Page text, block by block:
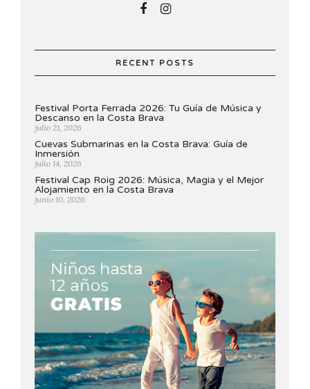
RECENT POSTS
Festival Porta Ferrada 2026: Tu Guía de Música y
Descanso en la Costa Brava
julio 21, 2026
Cuevas Submarinas en la Costa Brava: Guía de
Inmersión
julio 14, 2026
Festival Cap Roig 2026: Música, Magia y el Mejor
Alojamiento en la Costa Brava
junio 10, 2026